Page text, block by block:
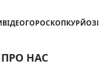
ВІДЕОГОРОСКОПКУРЙОЗИ
ПРО НАС